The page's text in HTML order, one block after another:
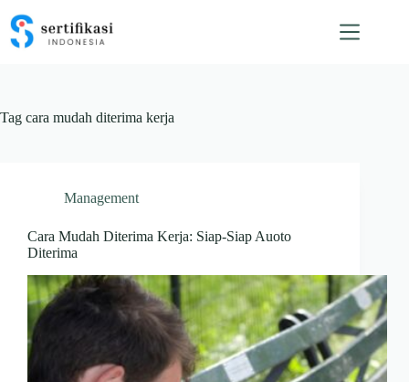
content
Tag cara mudah diterima kerja
Management
Cara Mudah Diterima Kerja: Siap-Siap Auoto
Diterima